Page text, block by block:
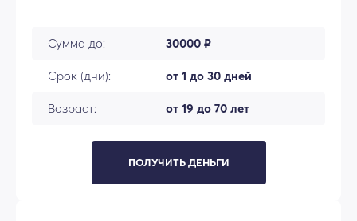
Сумма до: 30000 ₽
Срок (дни): от 1 до 30 дней
Возраст: от 19 до 70 лет
ПОЛУЧИТЬ ДЕНЬГИ